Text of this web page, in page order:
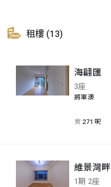
租樓 (13)
海翩匯
3座
將軍澳
實 271 呎
維景灣畔
1期 2座